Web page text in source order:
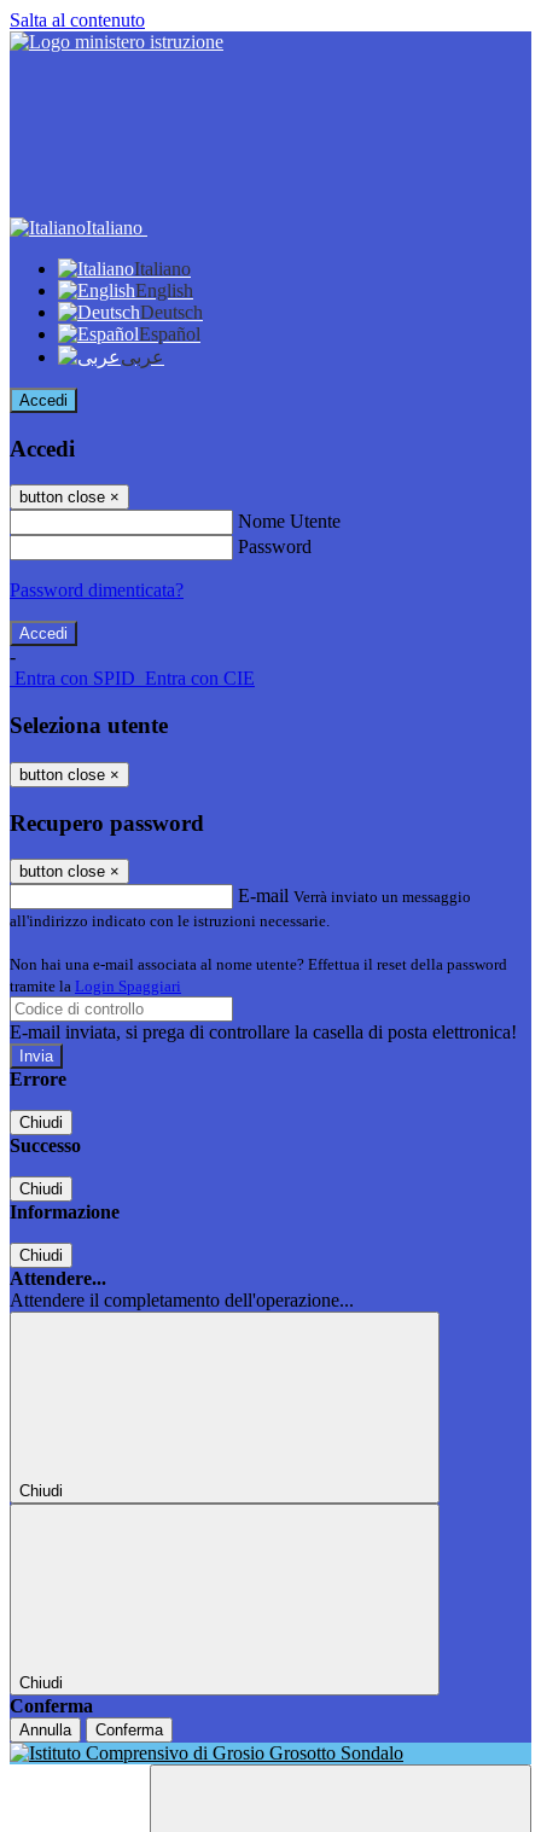
Salta al contenuto
Italiano
Italiano
English
Deutsch
Español
عربى
Accedi
Accedi
button close ×
Nome Utente
Password
Password dimenticata?
-
Entra con SPID Entra con CIE
Seleziona utente
button close ×
Recupero password
button close ×
E-mail Verrà inviato un messaggio
all'indirizzo indicato con le istruzioni necessarie.
Non hai una e-mail associata al nome utente? Effettua il reset della password
tramite la Login Spaggiari
E-mail inviata, si prega di controllare la casella di posta elettronica!
Errore
Chiudi
Successo
Chiudi
Informazione
Chiudi
Attendere...
Attendere il completamento dell'operazione...
Chiudi
Chiudi
Conferma
Annulla Conferma